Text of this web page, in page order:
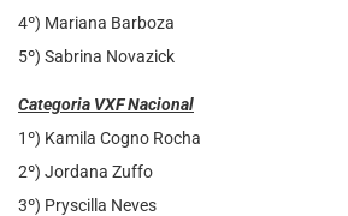
4º) Mariana Barboza
5º) Sabrina Novazick
Categoria VXF Nacional
1º) Kamila Cogno Rocha
2º) Jordana Zuffo
3º) Pryscilla Neves